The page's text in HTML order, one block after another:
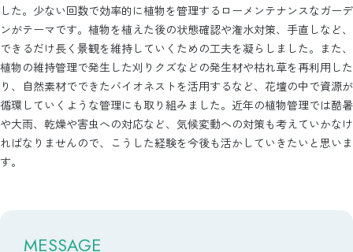
した。少ない回数で効率的に植物を管理するローメンテナンスなガーデ
ンがテーマです。植物を植えた後の状態確認や潅水対策、手直しなど、
できるだけ長く景観を維持していくための工夫を凝らしました。また、
植物の維持管理で発生した刈りクズなどの発生材や枯れ草を再利用した
り、自然素材でできたバイオネストを活用するなど、花壇の中で資源が
循環していくような管理にも取り組みました。近年の植物管理では酷暑
や大雨、乾燥や害虫への対応など、気候変動への対策も考えていかなけ
ればなりませんので、こうした経験を今後も活かしていきたいと思いま
す。
MESSAGE